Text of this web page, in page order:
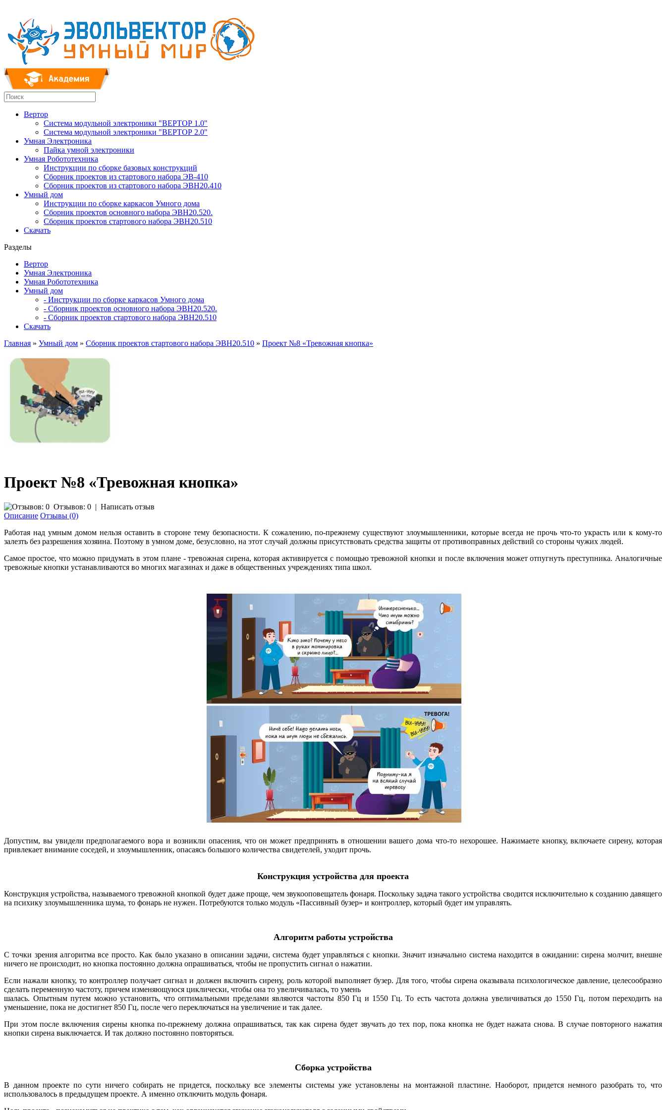
Вертор
Система модульной электроники "ВЕРТОР 1.0"
Система модульной электроники "ВЕРТОР 2.0"
Умная Электроника
Пайка умной электроники
Умная Робототехника
Инструкции по сборке базовых конструкций
Сборник проектов из стартового набора ЭВ-410
Сборник проектов из стартового набора ЭВН20.410
Умный дом
Инструкции по сборке каркасов Умного дома
Сборник проектов основного набора ЭВН20.520.
Сборник проектов стартового набора ЭВН20.510
Скачать
Разделы
Вертор
Умная Электроника
Умная Робототехника
Умный дом
- Инструкции по сборке каркасов Умного дома
- Сборник проектов основного набора ЭВН20.520.
- Сборник проектов стартового набора ЭВН20.510
Скачать
Главная » Умный дом » Сборник проектов стартового набора ЭВН20.510 » Проект №8 «Тревожная кнопка»
Проект №8 «Тревожная кнопка»
Отзывов: 0 | Написать отзыв
Описание Отзывы (0)
Работая над умным домом нельзя оставить в стороне тему безопасности. К сожалению, по-прежнему существуют злоумышленники, которые всегда не прочь что-то украсть или к кому-то
залезть без разрешения хозяина. Поэтому в умном доме, безусловно, на этот случай должны присутствовать средства защиты от противоправных действий со стороны чужих людей.
Самое простое, что можно придумать в этом плане - тревожная сирена, которая активируется с помощью тревожной кнопки и после включения может отпугнуть преступника. Аналогичные
тревожные кнопки устанавливаются во многих магазинах и даже в общественных учреждениях типа школ.
Допустим, вы увидели предполагаемого вора и возникли опасения, что он может предпринять в отношении вашего дома что-то нехорошее. Нажимаете кнопку, включаете сирену, которая
привлекает внимание соседей, и злоумышленник, опасаясь большого количества свидетелей, уходит прочь.
Конструкция устройства для проекта
Конструкция устройства, называемого тревожной кнопкой будет даже проще, чем звукооповещатель фонаря. Поскольку задача такого устройства сводится исключительно к созданию давящего
на психику злоумышленника шума, то фонарь не нужен. Потребуются только модуль «Пассивный бузер» и контроллер, который будет им управлять.
Алгоритм работы устройства
С точки зрения алгоритма все просто. Как было указано в описании задачи, система будет управляться с кнопки. Значит изначально система находится в ожидании: сирена молчит, внешне
ничего не происходит, но кнопка постоянно должна опрашиваться, чтобы не пропустить сигнал о нажатии.
Если нажали кнопку, то контроллер получает сигнал и должен включить сирену, роль которой выполняет бузер. Для того, чтобы сирена оказывала психологическое давление, целесообразно
сделать переменную частоту, причем изменяющуюся циклически, чтобы она то увеличивалась, то умень
шалась. Опытным путем можно установить, что оптимальными пределами являются частоты 850 Гц и 1550 Гц. То есть частота должна увеличиваться до 1550 Гц, потом переходить на
уменьшение, пока не достигнет 850 Гц, после чего переключаться на увеличение и так далее.
При этом после включения сирены кнопка по-прежнему должна опрашиваться, так как сирена будет звучать до тех пор, пока кнопка не будет нажата снова. В случае повторного нажатия
кнопки сирена выключается. И так должно постоянно повторяться.
Сборка устройства
В данном проекте по сути ничего собирать не придется, поскольку все элементы системы уже установлены на монтажной пластине. Наоборот, придется немного разобрать то, что
использовалось в предыдущем проекте. А именно отключить модуль фонаря.